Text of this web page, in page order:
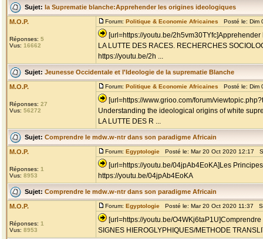
Sujet: la Suprematie blanche:Apprehender les origines ideologiques
M.O.P.
Réponses: 5
Vus: 16662
Forum: Politique & Economie Africaines Posté le: Dim
[url=https://youtu.be/
LA LUTTE DES RACES. RECHERCHES
https://youtu.be/2h ...
Sujet: Jeunesse Occidentale et l'Ideologie de la suprematie Blanche
M.O.P.
Réponses: 27
Vus: 56272
Forum: Politique & Economie Africaines Posté le: Dim
[url=https://www.grioo.com/forum/
Understanding the ideological origins of white
LA LUTTE DES R ...
Sujet: Comprendre le mdw.w-ntr dans son paradigme Africain
M.O.P.
Réponses: 1
Vus: 8953
Forum: Egyptologie Posté le: Mar 20 Oct 2020 12:17
[url=https://youtu.be/04jpAb4EoKA]Les
https://youtu.be/04jpAb4EoKA
Sujet: Comprendre le mdw.w-ntr dans son paradigme Africain
M.O.P.
Réponses: 1
Vus: 8953
Forum: Egyptologie Posté le: Mar 20 Oct 2020 11:37
[url=https://youtu.be/
SIGNES HIEROGLYPHIQUES/METHODE